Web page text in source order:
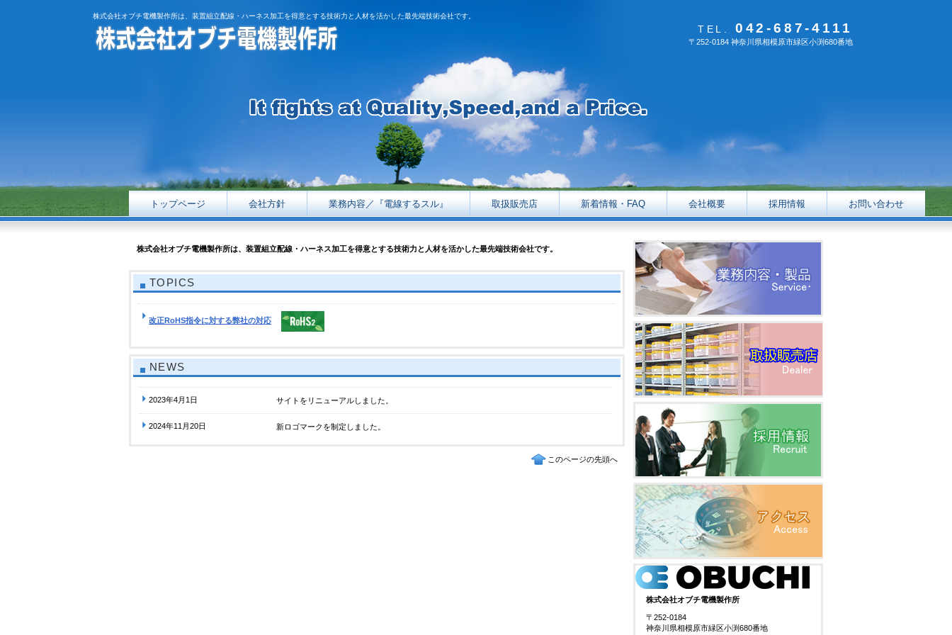
株式会社オブチ電機製作所は、装置組立配線・ハーネス加工を得意とする技術力と人材を活かした最先端技術会社です。
TEL. 042-687-4111
〒252-0184 神奈川県相模原市緑区小渕680番地
株式会社オブチ電機製作所は、装置組立配線・ハーネス加工を得意とする技術力と人材を活かした最先端技術会社です。
TOPICS
改正RoHS指令に対する弊社の対応
NEWS
2023年4月1日 サイトをリニューアルしました。
2024年11月20日 新ロゴマークを制定しました。
このページの先頭へ
トップページ 会社方針 業務内容／『電線するスル』 取扱販売店 新着情報・FAQ 会社概要 採用情報 お問い合わせ
株式会社オブチ電機製作所
〒252-0184
神奈川県相模原市緑区小渕680番地